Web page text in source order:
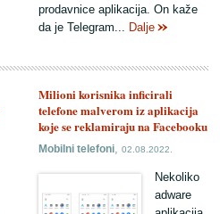
prodavnice aplikacija. On kaže
da je Telegram... Dalje
Milioni korisnika inficirali
telefone malverom iz aplikacija
koje se reklamiraju na Facebooku
Mobilni telefoni,02.08.2022.
Nekoliko
adware